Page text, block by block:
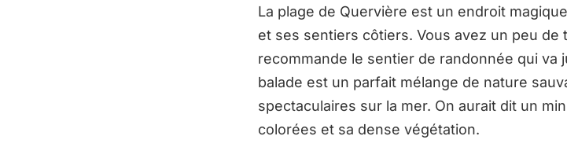
La plage de Quervière est un endroit
et ses sentiers côtiers. Vous avez un peu de
recommande le sentier de randonnée qui va
balade est un parfait mélange de nature
spectaculaires sur la mer. On aurait dit un
colorées et sa dense végétation.